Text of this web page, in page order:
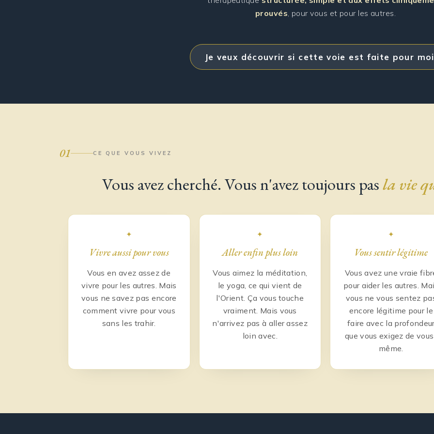
prouvés, pour vous et pour les autres.
Je veux découvrir si cette voie est faite pour
01 CE QUE VOUS VIVEZ
Vous avez cherché. Vous n'avez toujours pasla vie
✦
Vivre aussi pour vous
Vous en avez assez de
vivre pour les autres. Mais
vous ne savez pas encore
comment vivre pour vous
sans les trahir.
✦
Aller enfin plus loin
Vous aimez la méditation,
le yoga, ce qui vient de
l'Orient. Ça vous touche
vraiment. Mais vous
n'arrivez pas à aller assez
loin avec.
✦
Vous sentir légitime
Vous avez une vraie
pour aider les autres.
vous ne vous sentez
encore légitime pour le
faire avec la
que vous exigez de
même.